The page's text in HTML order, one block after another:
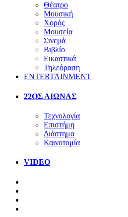
Θέατρο
Μουσική
Χορός
Μουσεία
Σινεμά
Βιβλίο
Εικαστικά
Τηλεόραση
ENTERTAINMENT
22ΟΣ ΑΙΩΝΑΣ
Τεχνολογία
Επιστήμη
Διάστημα
Καινοτομία
VIDEO